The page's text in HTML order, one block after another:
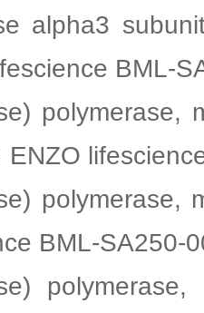
alpha3
BML-
polymerase,
ENZO
polymerase,
BML-SA250-